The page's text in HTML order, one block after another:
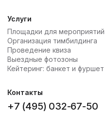
Услуги
Площадки для мероприятий
Организация тимбилдинга
Проведение квиза
Выездные фотозоны
Кейтеринг: банкет и фуршет
Контакты
+7 (495) 032-67-50